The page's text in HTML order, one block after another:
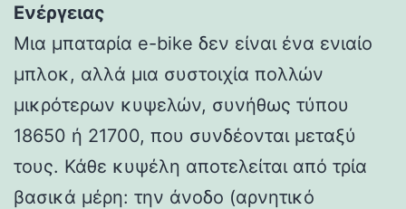
Ενέργειας
Μια μπαταρία e-bike δεν είναι ένα ενιαίο
μπλοκ, αλλά μια συστοιχία πολλών
μικρότερων κυψελών, συνήθως τύπου
18650 ή 21700, που συνδέονται μεταξύ
τους. Κάθε κυψέλη αποτελείται από τρία
βασικά μέρη: την άνοδο (αρνητικό